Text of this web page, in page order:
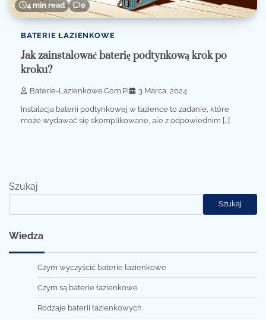
4 min read 0
BATERIE ŁAZIENKOWE
Jak zainstalować baterię podtynkową krok po
kroku?
Baterie-Lazienkowe.com.pl 3 Marca, 2024
Instalacja baterii podtynkowej w łazience to zadanie, które
może wydawać się skomplikowane, ale z odpowiednim […]
Szukaj
Szukaj
Wiedza
Czym wyczyścić baterie łazienkowe
Czym są baterie łazienkowe
Rodzaje baterii łazienkowych